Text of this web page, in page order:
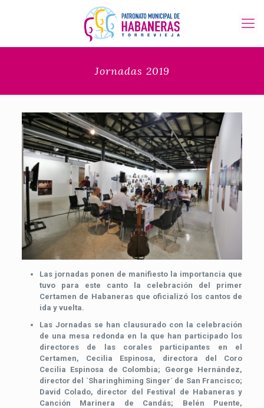
Jornadas 2019
Las jornadas ponen de manifiesto la importancia que
tuvo para este canto la celebración del primer
Certamen de Habaneras que oficializó los cantos de
ida y vuelta.
Las Jornadas se han clausurado con la celebración
de una mesa redonda en la que han participado los
directores de las corales participantes en el
Certamen, Cecilia Espinosa, directora del Coro
Cecilia Espinosa de Colombia; George Hernández,
director del `Sharinghiming Singer´ de San Francisco;
David Colado, director del Festival de Habaneras y
Canción Marinera de Candás; Belén Puente,